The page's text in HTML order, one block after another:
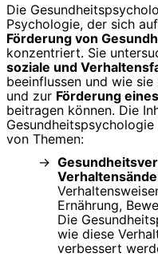
Die
Psychologie, der sich
Förderung von
konzentriert. Sie
soziale und
beeinflussen und wie
und zur Förderung
beitragen können. Die
von Themen:
Ernährung,
Die
wie diese
verbessert